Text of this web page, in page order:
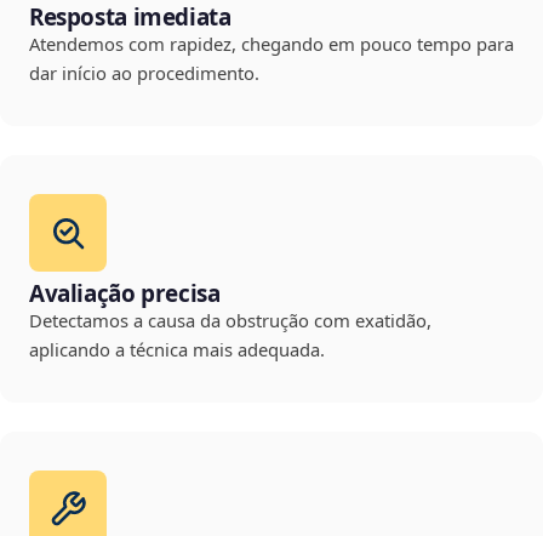
Resposta imediata
Atendemos com rapidez, chegando em pouco tempo para
dar início ao procedimento.
Avaliação precisa
Detectamos a causa da obstrução com exatidão,
aplicando a técnica mais adequada.